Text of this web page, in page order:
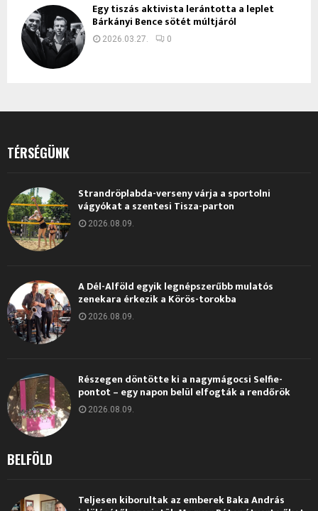
Egy tiszás aktivista lerántotta a leplet
Bárkányi Bence sötét múltjáról
2026.03.27. 0
TÉRSÉGÜNK
Strandröplabda-verseny várja a sportolni
vágyókat a szentesi Tisza-parton
2026.08.09.
A Dél-Alföld egyik legnépszerűbb mulatós
zenekara érkezik a Körös-torokba
2026.08.09.
Részegen döntötte ki a nagymágocsi Selfie-
pontot – egy napon belül elfogták a rendőrök
2026.08.09.
BELFÖLD
Teljesen kiborultak az emberek Baka András